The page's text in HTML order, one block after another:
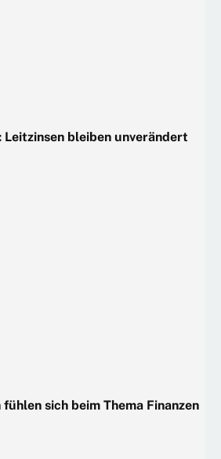
Leitzinsen bleiben unverändert
sich beim Thema Finanzen